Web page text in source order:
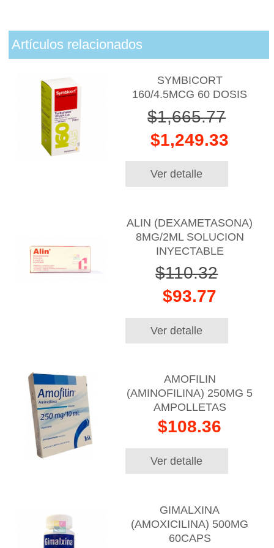
Artículos relacionados
SYMBICORT
160/4.5MCG 60 DOSIS
$1,665.77
$1,249.33
Ver detalle
ALIN (DEXAMETASONA)
8MG/2ML SOLUCION
INYECTABLE
$110.32
$93.77
Ver detalle
AMOFILIN
(AMINOFILINA) 250MG 5
AMPOLLETAS
$108.36
Ver detalle
GIMALXINA
(AMOXICILINA) 500MG
60CAPS